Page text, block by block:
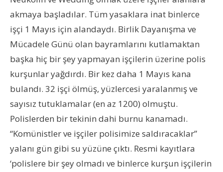
akmaya başladılar. Tüm yasaklara inat binlerce
işçi 1 Mayıs için alandaydı. Birlik Dayanışma ve
Mücadele Günü olan bayramlarını kutlamaktan
başka hiç bir şey yapmayan işçilerin üzerine polis
kurşunlar yağdırdı. Bir kez daha 1 Mayıs kana
bulandı. 32 işçi ölmüş, yüzlercesi yaralanmış ve
sayısız tutuklamalar (en az 1200) olmuştu.
Polislerden bir tekinin dahi burnu kanamadı.
“Komünistler ve işçiler polisimize saldıracaklar”
yalanı gün gibi su yüzüne çıktı. Resmi kayıtlara
‘polislere bir şey olmadı ve binlerce kurşun işçilerin